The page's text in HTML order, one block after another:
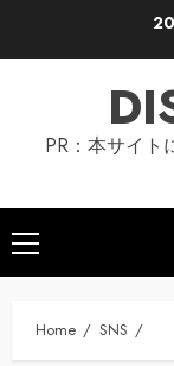
PR：本サイト
Primary
Menu
Home SNS